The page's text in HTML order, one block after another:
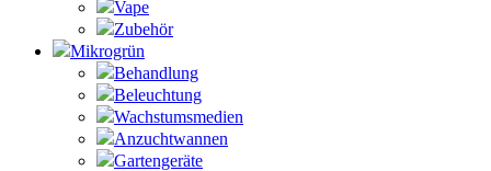
Vape
Zubehör
Mikrogrün
Behandlung
Beleuchtung
Wachstumsmedien
Anzuchtwannen
Gartengeräte